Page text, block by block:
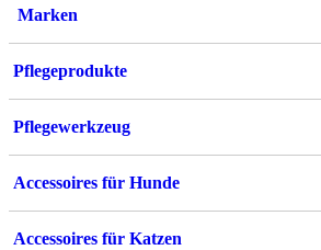
Marken
Pflegeprodukte
Pflegewerkzeug
Accessoires für Hunde
Accessoires für Katzen